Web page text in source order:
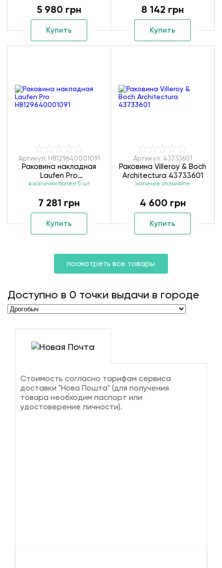
5 980 грн
Купить
8 142 грн
Купить
Артикул: H8129640001091
Раковина накладная
Laufen Pro
H8129640001091
в наличии более 5 шт
7 281 грн
Купить
Артикул: 43733601
Раковина Villeroy & Boch
Architectura 43733601
наличие уточняйте
4 600 грн
Купить
посмотреть все товары
Доступно в 0 точки выдачи в городе
Стоимость согласно тарифам сервиса
доставки "Нова Пошта" (для получения
товара необходим паспорт или
удостоверение личности).